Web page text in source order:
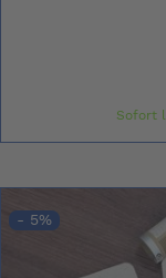
Sofort
- 5%